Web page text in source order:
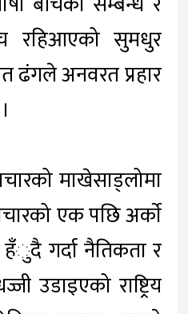
रहिआएको सुमधुर
ढंगले अनवरत प्रहार
माखेसाड्लोमा
एक पछि अर्काे
हँुदै गर्दा नैतिकता र
उडाइएको राष्ट्रिय